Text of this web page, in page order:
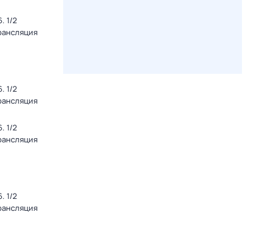
1/2
1/2
1/2
1/2